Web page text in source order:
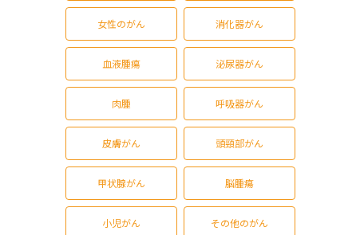
女性のがん 消化器がん
血液腫瘍 泌尿器がん
肉腫 呼吸器がん
皮膚がん 頭頸部がん
甲状腺がん 脳腫瘍
小児がん その他のがん